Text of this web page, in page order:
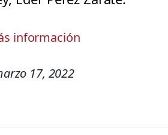
información
17, 2022